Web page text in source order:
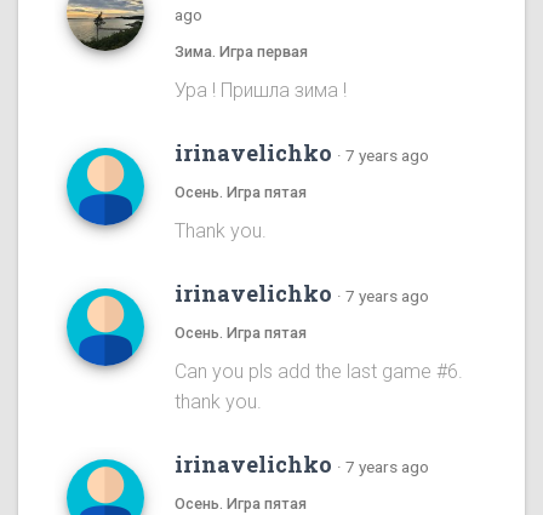
ago
Зима. Игра первая
Ура ! Пришла зима !
irinavelichko · 7 years ago
Осень. Игра пятая
Thank you.
irinavelichko · 7 years ago
Осень. Игра пятая
Can you pls add the last game #6.
thank you.
irinavelichko · 7 years ago
Осень. Игра пятая